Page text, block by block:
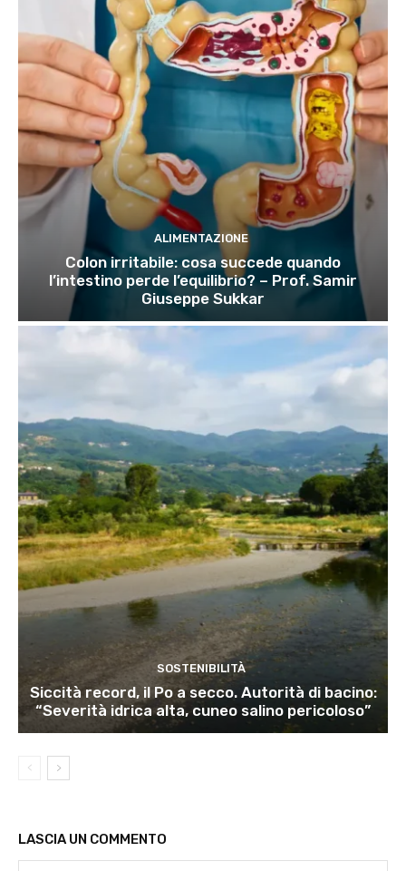
ALIMENTAZIONE
Colon irritabile: cosa succede quando
l’intestino perde l’equilibrio? – Prof. Samir
Giuseppe Sukkar
SOSTENIBILITÀ
Siccità record, il Po a secco. Autorità di bacino:
“Severità idrica alta, cuneo salino pericoloso”
LASCIA UN COMMENTO